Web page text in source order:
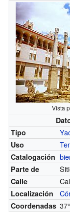
Vista
Tipo
Uso
Catalogación
Parte de
Calle
Localización
Coordenadas